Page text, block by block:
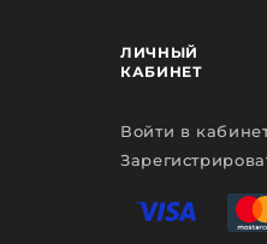
ЛИЧНЫЙ
КАБИНЕТ
Войти в